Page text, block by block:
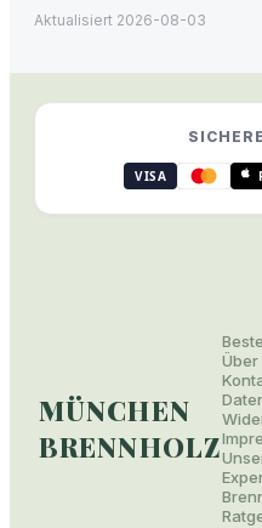
Aktualisiert 2026-08-03
VISA
MÜNCHEN
BRENNHOLZ
Über